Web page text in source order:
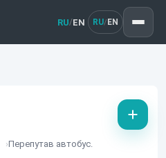
RU/EN RU/ EN
Перепутав автобус.